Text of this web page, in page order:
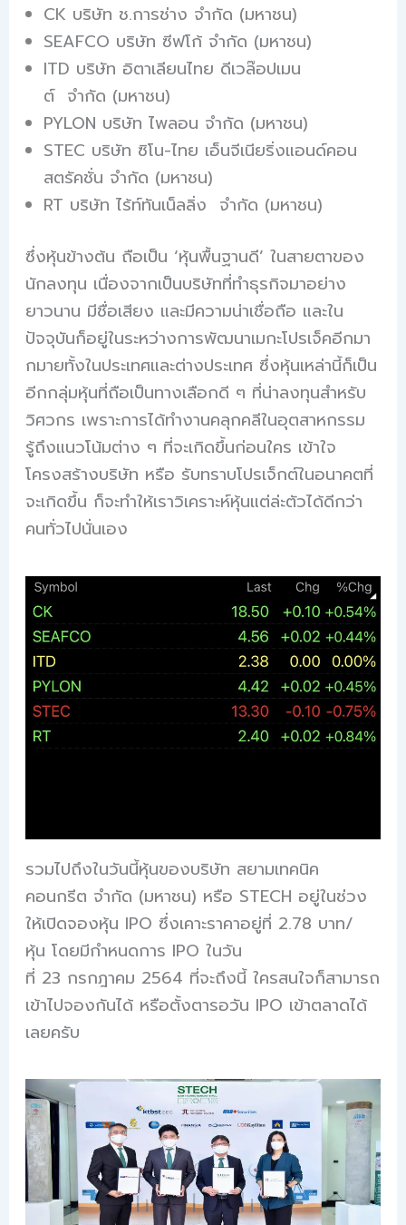
CK บริษัท ช.การช่าง จำกัด (มหาชน)
SEAFCO บริษัท ซีฟโก้ จำกัด (มหาชน)
ITD บริษัท อิตาเลียนไทย ดีเวล๊อปเมน
ต์ จำกัด (มหาชน)
PYLON บริษัท ไพลอน จำกัด (มหาชน)
STEC บริษัท ซิโน-ไทย เอ็นจีเนียริ่งแอนด์คอน
สตรัคชั่น จำกัด (มหาชน)
RT บริษัท ไร้ท์ทันเน็ลลิ่ง จำกัด (มหาชน)
ซึ่งหุ้นข้างต้น ถือเป็น ‘หุ้นพื้นฐานดี’ ในสายตาของ
นักลงทุน เนื่องจากเป็นบริษัทที่ทำธุรกิจมาอย่าง
ยาวนาน มีชื่อเสียง และมีความน่าเชื่อถือ และใน
ปัจจุบันก็อยู่ในระหว่างการพัฒนาเมกะโปรเจ็คอีกมา
กมายทั้งในประเทศและต่างประเทศ ซึ่งหุ้นเหล่านี้ก็เป็น
อีกกลุ่มหุ้นที่ถือเป็นทางเลือกดี ๆ ที่น่าลงทุนสำหรับ
วิศวกร เพราะการได้ทำงานคลุกคลีในอุตสาหกรรม
รู้ถึงแนวโน้มต่าง ๆ ที่จะเกิดขึ้นก่อนใคร เข้าใจ
โครงสร้างบริษัท หรือ รับทราบโปรเจ็กต์ในอนาคตที่
จะเกิดขึ้น ก็จะทำให้เราวิเคราะห์หุ้นแต่ล่ะตัวได้ดีกว่า
คนทั่วไปนั่นเอง
รวมไปถึงในวันนี้หุ้นของบริษัท สยามเทคนิค
คอนกรีต จำกัด (มหาชน) หรือ STECH อยู่ในช่วง
ให้เปิดจองหุ้น IPO ซึ่งเคาะราคาอยู่ที่ 2.78 บาท/
หุ้น โดยมีกำหนดการ IPO ในวัน
ที่ 23 กรกฎาคม 2564 ที่จะถึงนี้ ใครสนใจก็สามารถ
เข้าไปจองกันได้ หรือตั้งตารอวัน IPO เข้าตลาดได้
เลยครับ